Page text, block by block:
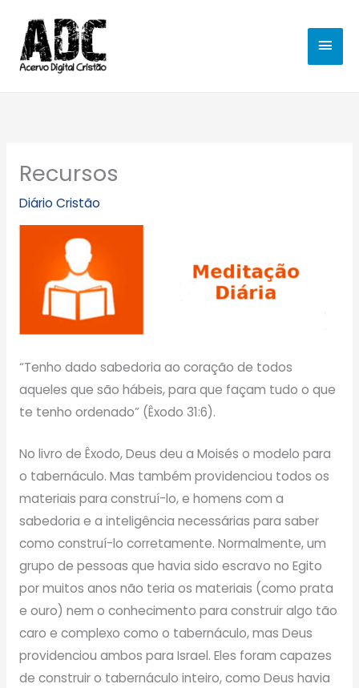
para
conteúdo
Recursos
Diário Cristão
“Tenho dado sabedoria ao coração de todos
aqueles que são hábeis, para que façam tudo o que
te tenho ordenado” (Êxodo 31:6).
No livro de Êxodo, Deus deu a Moisés o modelo para
o tabernáculo. Mas também providenciou todos os
materiais para construí-lo, e homens com a
sabedoria e a inteligência necessárias para saber
como construí-lo corretamente. Normalmente, um
grupo de pessoas que havia sido escravo no Egito
por muitos anos não teria os materiais (como prata
e ouro) nem o conhecimento para construir algo tão
caro e complexo como o tabernáculo, mas Deus
providenciou ambos para Israel. Eles foram capazes
de construir o tabernáculo inteiro, como Deus havia